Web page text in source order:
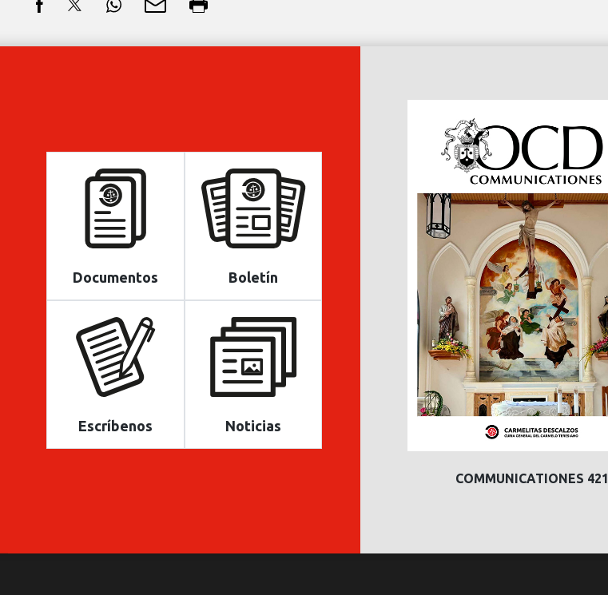
Documentos Boletín
Escríbenos Noticias
COMMUNICATIONES 421